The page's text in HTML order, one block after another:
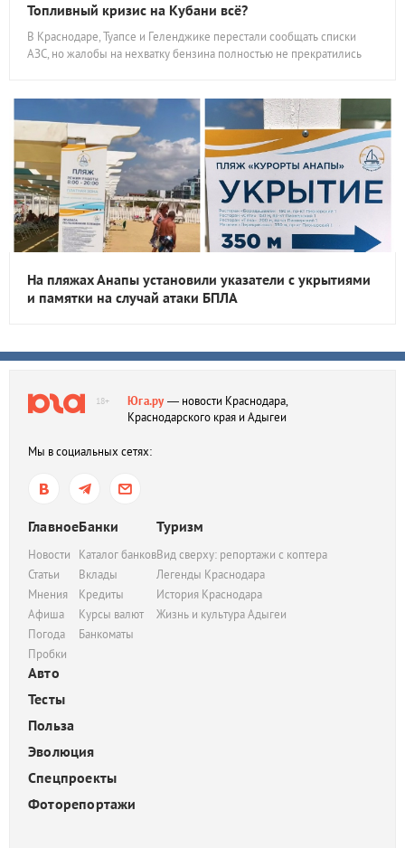
Топливный кризис на Кубани всё?
В Краснодаре, Туапсе и Геленджике перестали сообщать списки
АЗС, но жалобы на нехватку бензина полностью не прекратились
На пляжах Анапы установили указатели с укрытиями
и памятки на случай атаки БПЛА
18+ Юга.ру— новости Краснодара,
Краснодарского края и Адыгеи
Мы в социальных сетях:
Главное
Новости
Статьи
Мнения
Афиша
Погода
Пробки
Банки
Каталог банков
Вклады
Кредиты
Курсы валют
Банкоматы
Туризм
Вид сверху: репортажи с коптера
Легенды Краснодара
История Краснодара
Жизнь и культура Адыгеи
Авто
Тесты
Польза
Эволюция
Спецпроекты
Фоторепортажи